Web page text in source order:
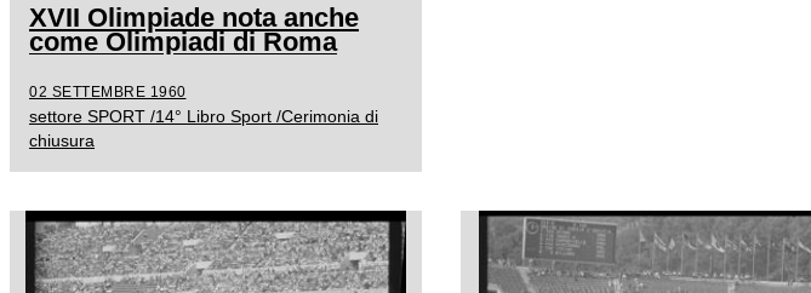
XVII Olimpiade nota anche
come Olimpiadi di Roma
02 SETTEMBRE 1960
settore SPORT /14° Libro Sport /Cerimonia di
chiusura